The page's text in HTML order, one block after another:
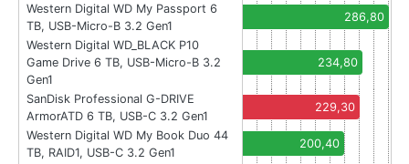
Western Digital WD My Passport 6
TB, USB-Micro-B 3.2 Gen1
286,80
Western Digital WD_BLACK P10
Game Drive 6 TB, USB-Micro-B 3.2
Gen1
234,80
SanDisk Professional G-DRIVE
ArmorATD 6 TB, USB-C 3.2 Gen1
229,30
Western Digital WD My Book Duo 44
TB, RAID1, USB-C 3.2 Gen1
200,40